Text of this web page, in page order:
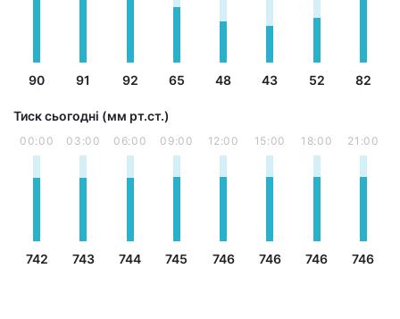
90 91 92 65 48 43 52 82
Тиск сьогодні (мм рт.ст.)
00:00
742
03:00
743
06:00
744
09:00
745
12:00
746
15:00
746
18:00
746
21:00
746